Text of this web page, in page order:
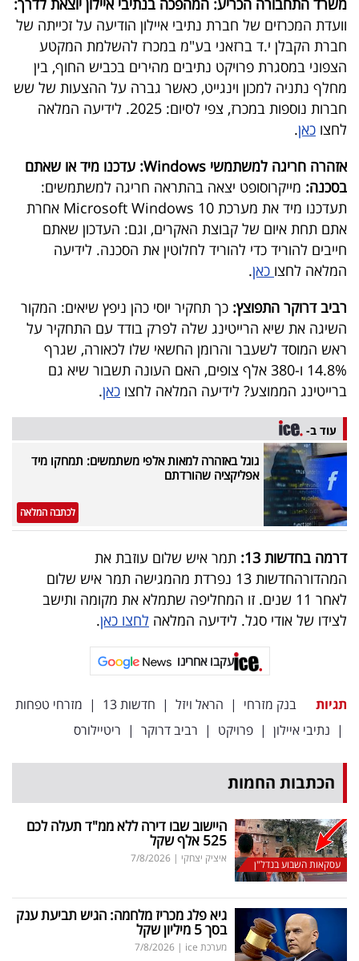
דרושים
ניוזלטרים
מייל
אדום
פרסמו
באייס
עקבו
אחרינו:
משרד התחבורה הכריע: המהפכה בנתיבי איילון יוצאת לדרך:
וועדת המכרזים של חברת נתיבי איילון הודיעה על זכייתה של
חברת הקבלן י.ד ברזאני בע"מ במכרז להשלמת המקטע
הצפוני במסגרת פרויקט נתיבים מהירים בכביש החוף, בין
מחלף נתניה למכון וינגייט, כאשר גברה על ההצעות של שש
חברות נוספות במכרז, צפי לסיום: 2025. לידיעה המלאה
לחצו כאן.
אזהרה חריגה למשתמשי Windows: עדכנו מיד או שאתם
בסכנה: מייקרוסופט יצאה בהתראה חריגה למשתמשים:
תעדכנו מיד את מערכת Microsoft Windows 10 אחרת
אתם תחת איום של קבוצת האקרים, וגם: העדכון שאתם
חייבים להוריד כדי להוריד לחלוטין את הסכנה. לידיעה
המלאה לחצו כאן.
רביב דרוקר התפוצץ: כך תחקיר יוסי כהן ניפץ שיאים: המקור
השיגה את שיא הרייטינג שלה לפרק בודד עם התחקיר על
ראש המוסד לשעבר והרומן החשאי שלו לכאורה, שגרף
14.8% ו-380 אלף צופים, האם העונה תשבור שיא גם
ברייטינג הממוצע? לידיעה המלאה לחצו כאן.
עוד ב-
גוגל באזהרה למאות אלפי משתמשים: תמחקו מיד
אפליקציה שהורדתם
לכתבה המלאה
דרמה בחדשות 13:
תמר איש שלום עוזבת את
המהדורהחדשות 13 נפרדת מהמגישה תמר איש שלום
לאחר 11 שנים. זו המחליפה שתמלא את מקומה ותישב
לצידו של אודי סגל. לידיעה המלאה לחצו כאן.
עקבו אחרינו
תגיות בנק מזרחי | הראל ויזל | חדשות 13 | מזרחי טפחות
| נתיבי איילון | פרויקט | רביב דרוקר | ריטיילורס
הכתבות החמות
עסקאות השבוע בנדל"ן
היישוב שבו דירה ללא ממ"ד תעלה לכם
525 אלף שקל
איציק יצחקי |
7/8/2026
גיא פלג מכריז מלחמה: הגיש תביעת ענק
בסך 5 מיליון שקל
מערכת ice |
7/8/2026